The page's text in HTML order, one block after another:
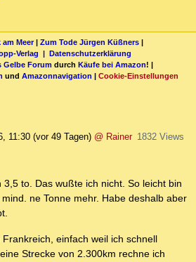
Meer| Zum Tode Jürgen Küßners |
Verlag | Datenschutzerklärung
Gelbe Forum durch Käufe bei Amazon! |
und Amazonnavigation | Cookie-Einstellungen
11:30 (vor 49 Tagen) @ Rainer 1832 Views
to. Das wußte ich nicht. So leicht bin
ne Tonne mehr. Habe deshalb aber
einfach weil ich schnell
Strecke von 2.300km rechne ich